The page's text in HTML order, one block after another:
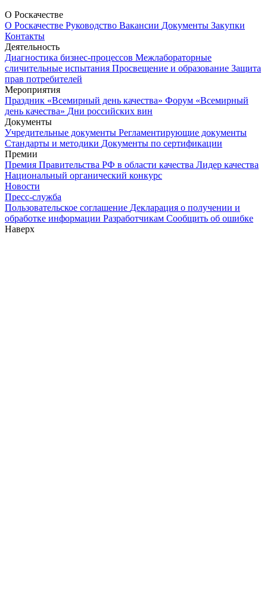
О Роскачестве
О Роскачестве Руководство Вакансии Документы Закупки
Контакты
Деятельность
Диагностика бизнес-процессов Межлабораторные
сличительные испытания Просвещение и образование Защита
прав потребителей
Мероприятия
Праздник «Всемирный день качества» Форум «Всемирный
день качества» Дни российских вин
Документы
Учредительные документы Регламентирующие документы
Стандарты и методики Документы по сертификации
Премии
Премия Правительства РФ в области качества Лидер качества
Национальный органический конкурс
Новости
Пресс-служба
Пользовательское соглашение Декларация о получении и
обработке информации Разработчикам Сообщить об ошибке
Наверх